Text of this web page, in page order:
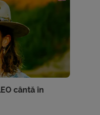
cântă în